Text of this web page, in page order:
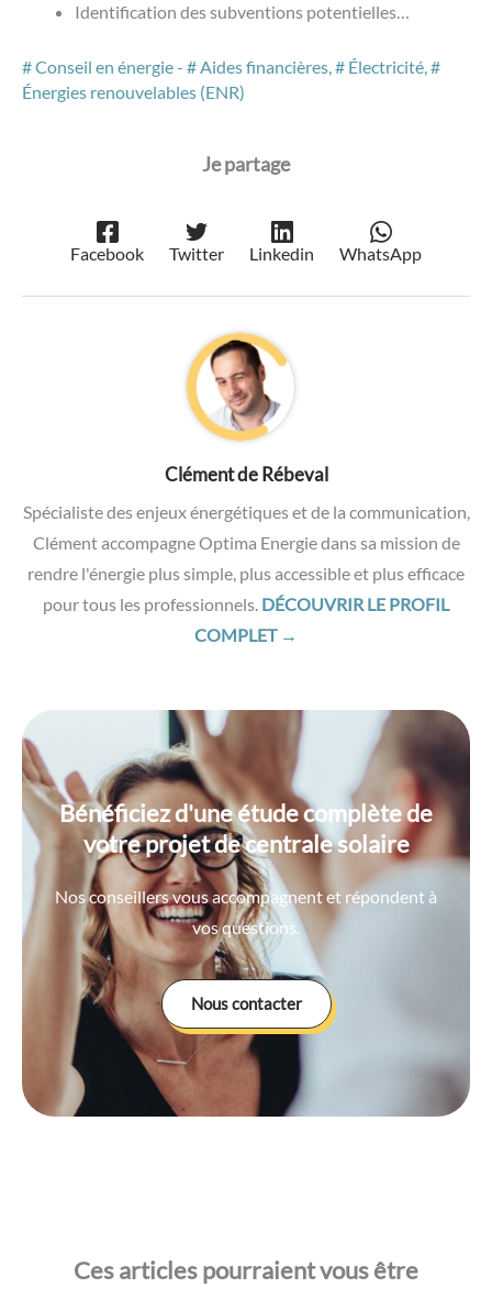
Identification des subventions potentielles…
Conseil en énergie- Aides financières, Électricité,
Énergies renouvelables (ENR)
Facebook Twitter Linkedin WhatsApp
Clément de Rébeval
Spécialiste des enjeux énergétiques et de la communication,
Clément accompagne Optima Energie dans sa mission de
rendre l'énergie plus simple, plus accessible et plus efficace
pour tous les professionnels. DÉCOUVRIR LE PROFIL
COMPLET →
Bénéficiez d'une étude complète de
votre projet de centrale solaire
Nos conseillers vous accompagnent et répondent à
vos questions.
Nous contacter
Ces articles pourraient vous être